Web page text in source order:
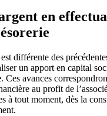
en
différente des
un apport en capital
. Ces avances
au profit de
à tout moment, dès la